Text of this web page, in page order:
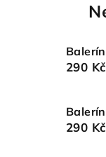
290 Kč
290 Kč